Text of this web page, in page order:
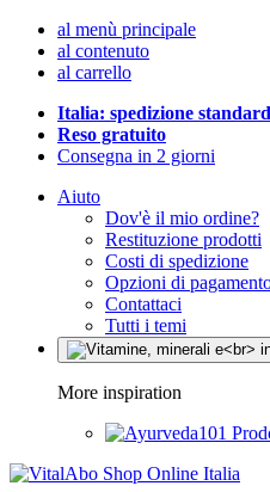
al menù principale
al contenuto
al carrello
Italia: spedizione
Reso gratuito
Consegna in 2 giorni
Aiuto
Dov'è il mio ordine?
Restituzione prodotti
Costi di spedizione
Opzioni di
Contattaci
Tutti i temi
More inspiration